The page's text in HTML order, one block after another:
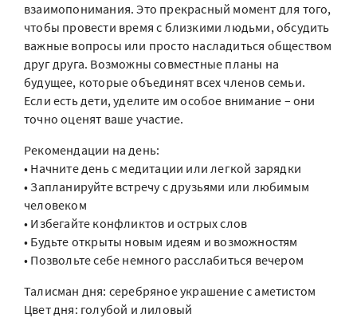
взаимопонимания. Это прекрасный момент для того,
чтобы провести время с близкими людьми, обсудить
важные вопросы или просто насладиться обществом
друг друга. Возможны совместные планы на
будущее, которые объединят всех членов семьи.
Если есть дети, уделите им особое внимание – они
точно оценят ваше участие.
Рекомендации на день:
• Начните день с медитации или легкой зарядки
• Запланируйте встречу с друзьями или любимым
человеком
• Избегайте конфликтов и острых слов
• Будьте открыты новым идеям и возможностям
• Позвольте себе немного расслабиться вечером
Талисман дня: серебряное украшение с аметистом
Цвет дня: голубой и лиловый